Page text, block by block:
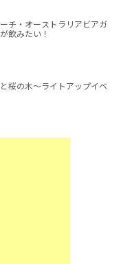
チ・オーストラリアビアガ
飲みたい！
桜の木～ライトアップイベ